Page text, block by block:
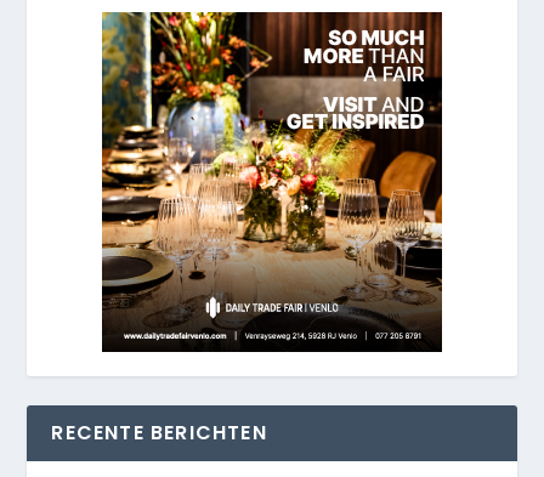
RECENTE BERICHTEN